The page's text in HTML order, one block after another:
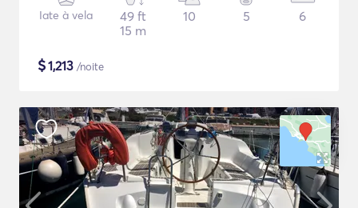
Iate à vela
49 ft
15 m
10 5 6
$1,213 /noite